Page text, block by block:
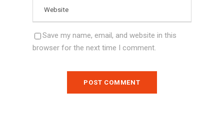
Save my name, email, and website in this
browser for the next time I comment.